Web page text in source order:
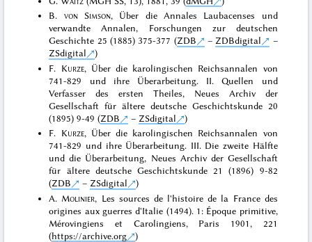
B. von Simson, Über die Annales Laubacenses und
verwandte Annalen, Forschungen zur deutschen
Geschichte 25 (1885) 375-377 (ZDB –ZDBdigital
–
ZSdigital
)
F. Kurze, Über die karolingischen Reichsannalen von
741-829 und ihre Überarbeitung. II. Quellen und
Verfasser des ersten Theiles, Neues Archiv der
Gesellschaft für ältere deutsche Geschichtskunde 20
(1895) 9-49 (ZDB – ZSdigital
)
F. Kurze, Über die karolingischen Reichsannalen von
741-829 und ihre Überarbeitung. III. Die zweite Hälfte
und die Überarbeitung, Neues Archiv der Gesellschaft
für ältere deutsche Geschichtskunde 21 (1896) 9-82
(ZDB –ZSdigital
)
A. Molinier, Les sources de l'histoire de la France des
origines aux guerres d'Italie (1494). 1: Époque primitive,
Mérovingiens et Carolingiens, Paris 1901, 221
(https://archive.org
)